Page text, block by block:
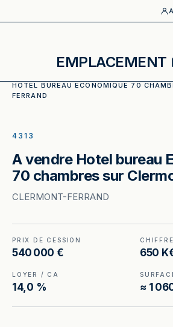
EMPLACEMENT
HOTEL BUREAU ECONOMIQUE 70
FERRAND
4313
A vendre Hotel bureau
70 chambres sur
CLERMONT-FERRAND
PRIX DE CESSION
540 000 € 650
LOYER / CA
14,0 % ≈ 1